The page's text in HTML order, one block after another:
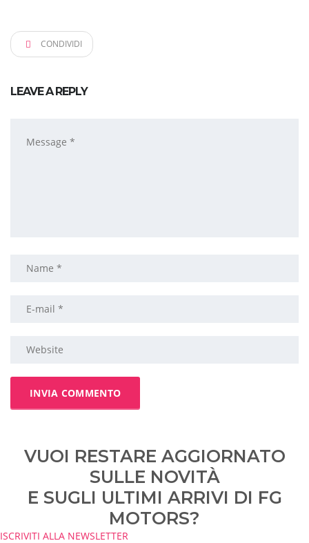
CONDIVIDI
LEAVE A REPLY
VUOI RESTARE AGGIORNATO
SULLE NOVITÀ
E SUGLI ULTIMI ARRIVI DI FG
MOTORS?
ISCRIVITI ALLA NEWSLETTER